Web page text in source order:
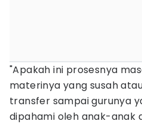
"Apakah ini prosesnya
materinya yang susah
transfer sampai gurunya
dipahami oleh anak-anak